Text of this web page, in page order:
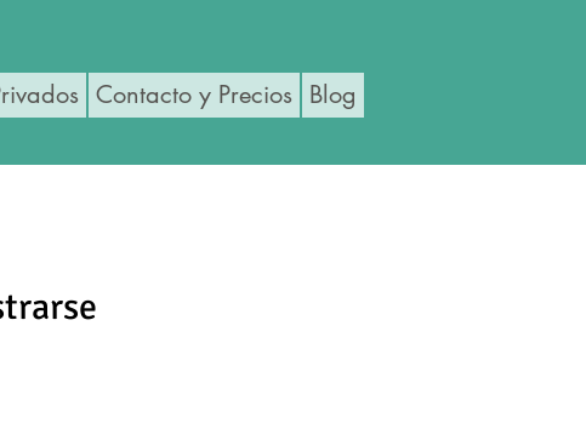
Contacto y Precios Blog